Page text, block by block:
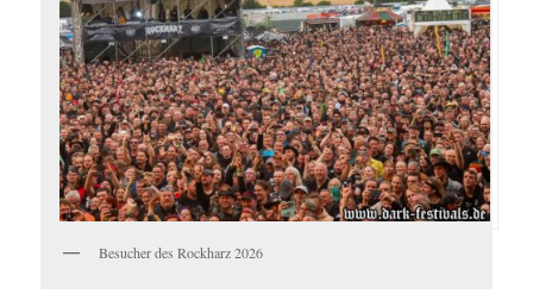
Besucher des Rockharz 2026